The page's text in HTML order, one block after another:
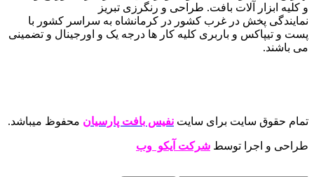
و کلیه ابزار آلات بافت. طراحی و رنگرزی تبریز
نمایندگی پخش در غرب کشور در کرمانشاه به سراسر کشور با
پست و تیپاکس و باربری کلیه کار ها درجه یک و اورجینال و تضمینی
می باشند.
تمام حقوق سایت برای سایت نفیس بافت پارسیان محفوظ میباشد.
طراحی و اجرا توسط شرکت آیکو وب